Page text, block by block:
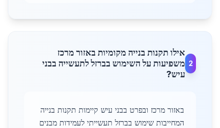
2
אילו תקנות בנייה מקומיות באזור מרכז
משפיעות על השימוש בברזל לתעשייה בבני
עיש?
באזור מרכז ובפרט בבני עיש קיימות תקנות בנייה
המחייבות שימוש בברזל תעשייתי לעמידות מבנים